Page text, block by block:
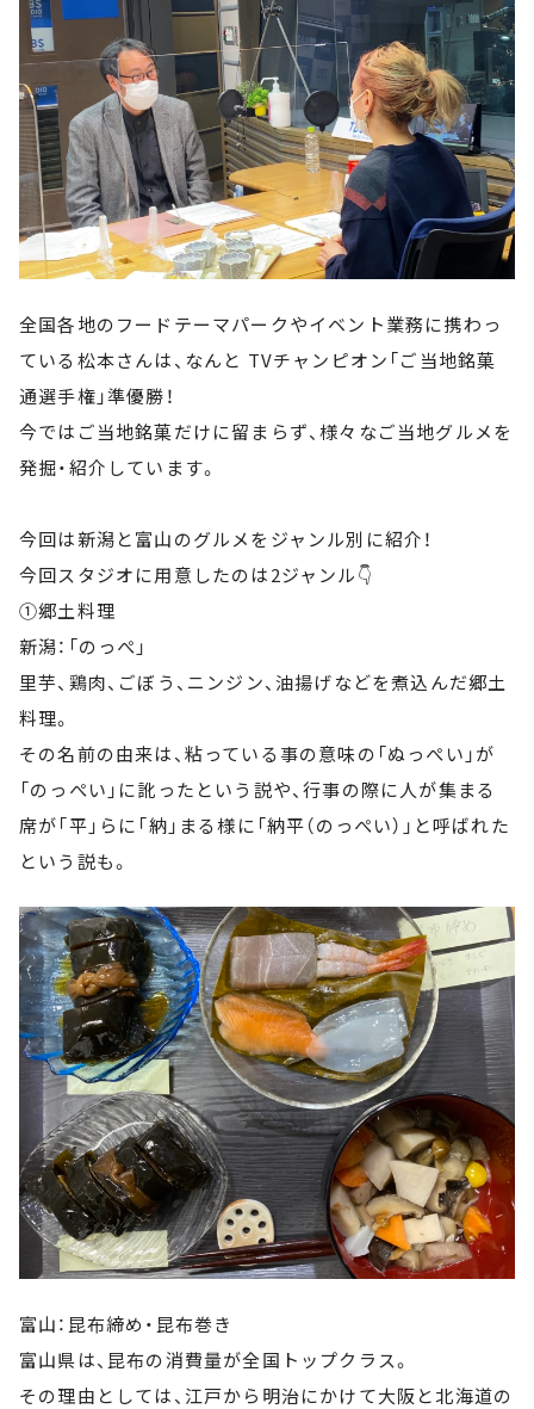
全国各地のフードテーマパークやイベント業務に携わっ
ている松本さんは、なんと TVチャンピオン「ご当地銘菓
通選手権」準優勝！
今ではご当地銘菓だけに留まらず、様々なご当地グルメを
発掘・紹介しています。
今回は新潟と富山のグルメをジャンル別に紹介！
今回スタジオに用意したのは2ジャンル👇
①郷土料理
新潟：「のっぺ」
里芋、鶏肉、ごぼう、ニンジン、油揚げなどを煮込んだ郷土
料理。
その名前の由来は、粘っている事の意味の「ぬっぺい」が
「のっぺい」に訛ったという説や、行事の際に人が集まる
席が「平」らに「納」まる様に「納平（のっぺい）」と呼ばれた
という説も。
富山：昆布締め・昆布巻き
富山県は、昆布の消費量が全国トップクラス。
その理由としては、江戸から明治にかけて大阪と北海道の